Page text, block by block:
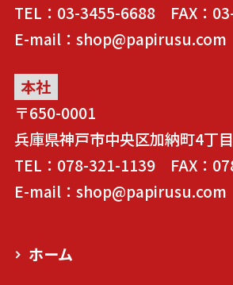
TEL：03-3455-6688 FAX：
E-mail：shop@papirusu.com
本社
〒650-0001
兵庫県神戸市中央区加納町4丁
TEL：078-321-1139 FAX：
E-mail：shop@papirusu.com
ホーム